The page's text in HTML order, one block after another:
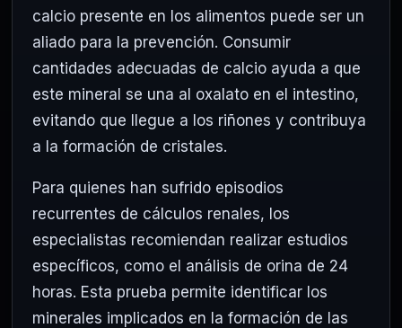
calcio presente en los alimentos puede ser un
aliado para la prevención. Consumir
cantidades adecuadas de calcio ayuda a que
este mineral se una al oxalato en el intestino,
evitando que llegue a los riñones y contribuya
a la formación de cristales.
Para quienes han sufrido episodios
recurrentes de cálculos renales, los
especialistas recomiendan realizar estudios
específicos, como el análisis de orina de 24
horas. Esta prueba permite identificar los
minerales implicados en la formación de las